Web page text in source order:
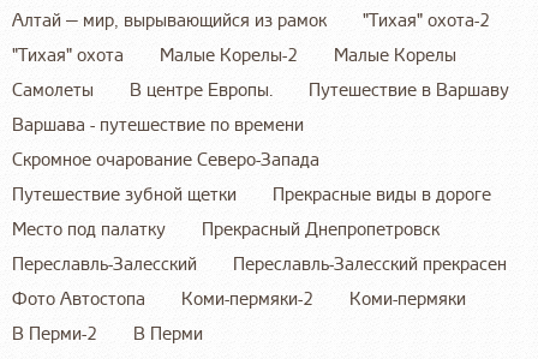
Алтай — мир, вырывающийся из рамок
"Тихая" охота-2
"Тихая" охота
Малые Корелы-2
Малые Корелы
Самолеты
В центре Европы.
Путешествие в Варшаву
Варшава - путешествие по времени
Скромное очарование Северо-Запада
Путешествие зубной щетки
Прекрасные виды в дороге
Место под палатку
Прекрасный Днепропетровск
Переславль-Залесский
Переславль-Залесский прекрасен
Фото Автостопа
Коми-пермяки-2
Коми-пермяки
В Перми-2
В Перми